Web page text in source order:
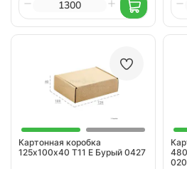
Картонная коробка
125х100х40 Т11 Е Бурый 0427